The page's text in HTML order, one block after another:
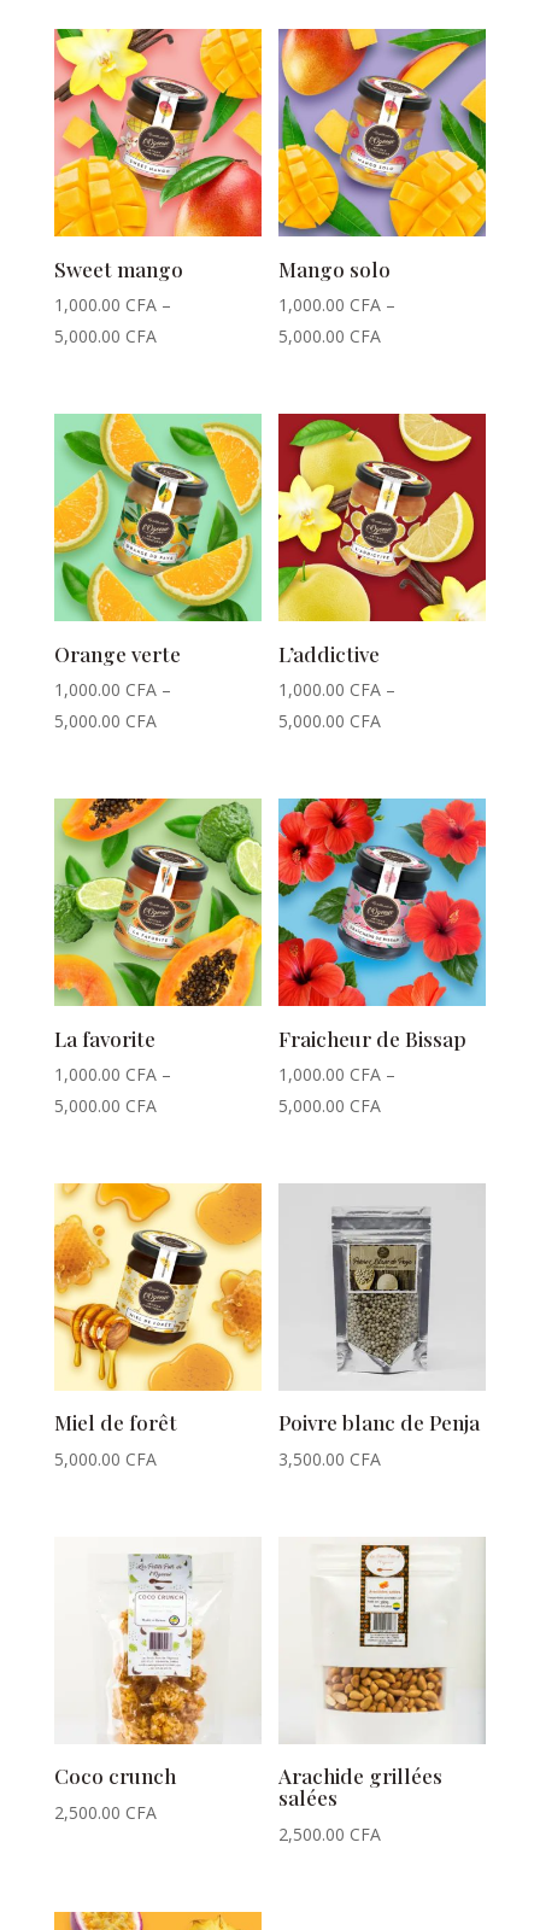
Sweet mango
1,000.00 CFA–
5,000.00 CFA
Mango solo
1,000.00 CFA –
5,000.00 CFA
Orange verte
1,000.00 CFA–
5,000.00 CFA
L’addictive
1,000.00 CFA –
5,000.00 CFA
La favorite
1,000.00 CFA–
5,000.00 CFA
Fraicheur de Bissap
1,000.00 CFA –
5,000.00 CFA
Miel de forêt
5,000.00 CFA
Poivre blanc de Penja
3,500.00 CFA
Coco crunch
2,500.00 CFA
Arachide grillées
salées
2,500.00 CFA